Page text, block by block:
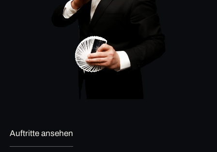
Auftritte ansehen